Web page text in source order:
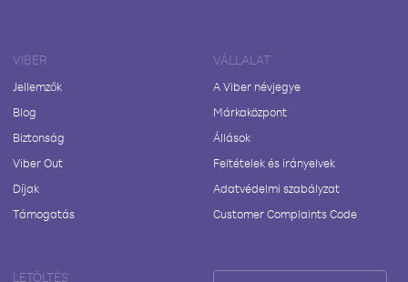
VIBER
Jellemzők
Blog
Biztonság
Viber Out
Díjak
Támogatás
VÁLLALAT
A Viber névjegye
Márkaközpont
Állások
Feltételek és irányelvek
Adatvédelmi szabályzat
Customer Complaints Code
LETÖLTÉS